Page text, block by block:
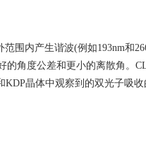
范围内产生谐波(例如193nm和
角度公差和更小的离散角。
KDP晶体中观察到的双光子吸收